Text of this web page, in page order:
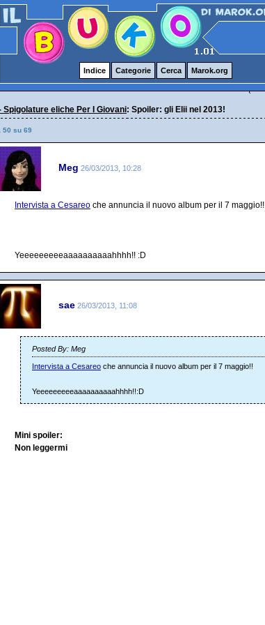
Indice Categorie Cerca Marok.org
Spigolature eliche Per I Giovani: Spoiler: gli Elii nel 2013!
50 su 69
Meg 26/03/2013, 10:28
Intervista a Cesareo che annuncia il nuovo album per il 7 maggio!!
Yeeeeeeeeeaaaaaaaaaahhhh!! :D
sae 26/03/2013, 11:08
Posted By: Meg
Intervista a Cesareo che annuncia il nuovo album per il 7 maggio!!
Yeeeeeeeeeaaaaaaaaaahhhh!!:D
Mini spoiler:
Non leggermi